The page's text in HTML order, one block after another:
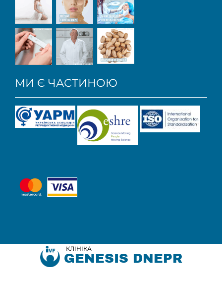
МИ Є ЧАСТИНОЮ
КЛІНІКА
GENESIS DNEPR